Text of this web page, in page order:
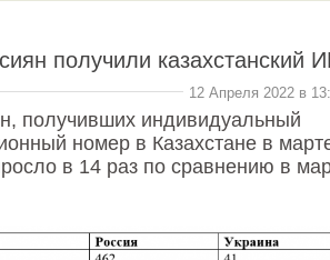
получили казахстанский
12 Апреля 2022 в
получивших индивидуальный
номер в Казахстане в
в 14 раз по сравнению в